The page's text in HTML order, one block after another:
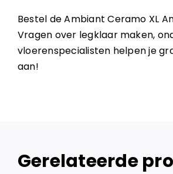
Bestel de Ambiant Ceramo XL
Vragen over legklaar maken,
vloerenspecialisten helpen je
aan!
Gerelateerde